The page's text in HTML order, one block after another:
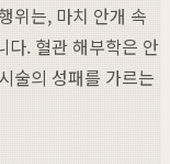
위는, 마치 안개 속
다. 혈관 해부학은 안
술의 성패를 가르는